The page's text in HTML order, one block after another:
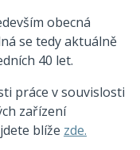
obecná
se tedy aktuálně
40 let.
práce v souvislosti
zařízení
blíže zde.